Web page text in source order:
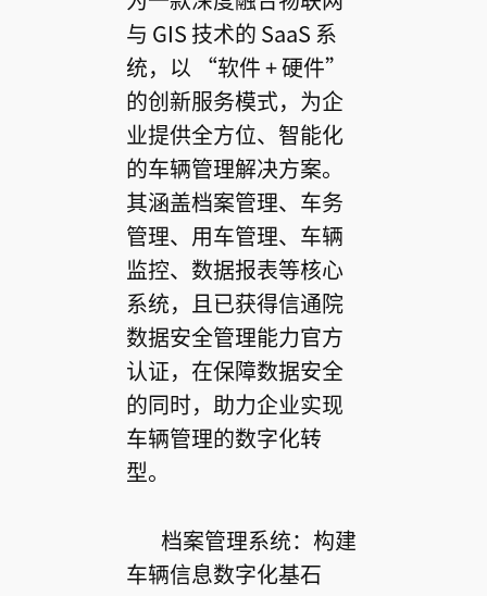
与 GIS 技术的 SaaS 系
统，以 “软件 + 硬件”
的创新服务模式，为企
业提供全方位、智能化
的车辆管理解决方案。
其涵盖档案管理、车务
管理、用车管理、车辆
监控、数据报表等核心
系统，且已获得信通院
数据安全管理能力官方
认证，在保障数据安全
的同时，助力企业实现
车辆管理的数字化转
型。
档案管理系统：构建
车辆信息数字化基石